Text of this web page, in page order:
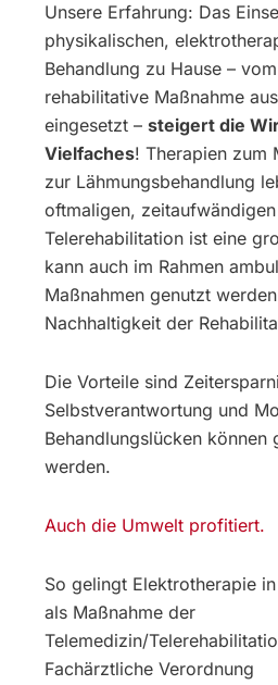
Unsere Erfahrung: Das
physikalischen,
Behandlung zu Hause –
rehabilitative Maßnahme
eingesetzt –steigert die
Vielfaches! Therapien zum
zur Lähmungsbehandlung
oftmaligen,
Telerehabilitation ist eine
kann auch im Rahmen
Maßnahmen genutzt
Nachhaltigkeit der
Die Vorteile sind
Selbstverantwortung und
Behandlungslücken können
werden.
Auch die Umwelt profitiert.
So gelingt Elektrotherapie
als Maßnahme der
Telemedizin/
Fachärztliche Verordnung